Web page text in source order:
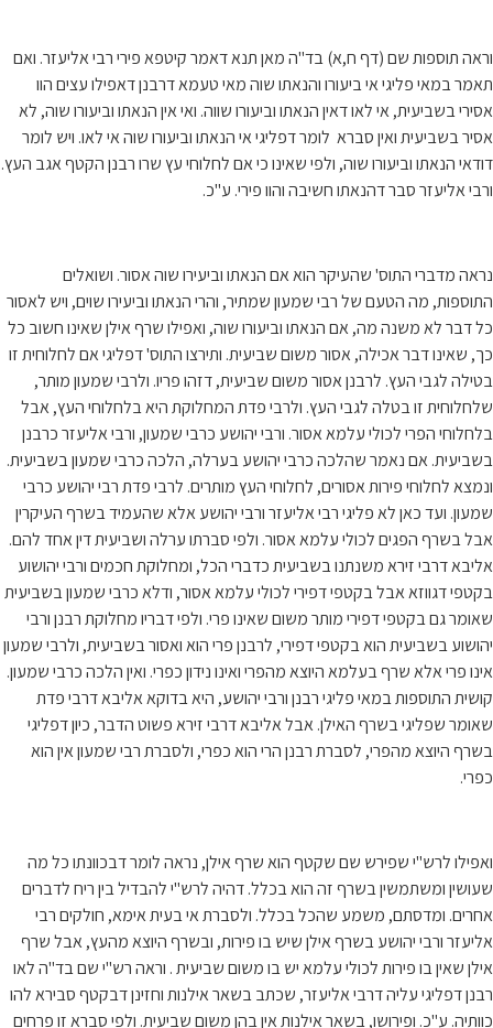
וראה תוספות שם (דף ח,א) בד"ה מאן תנא דאמר קיטפא פירי רבי אליעזר. ואם
תאמר במאי פליגי אי ביעורו והנאתו שוה מאי טעמא דרבנן דאפילו עצים הוו
אסירי בשביעית, אי לאו דאין הנאתו וביעורו שווה. ואי אין הנאתו וביעורו שוה, לא
אסיר בשביעית ואין סברא לומר דפליגי אי הנאתו וביעורו שוה אי לאו. ויש לומר
דודאי הנאתו וביעורו שוה, ולפי שאינו כי אם לחלוחי עץ שרו רבנן הקטף אגב העץ.
ורבי אליעזר סבר דהנאתו חשיבה והוו פירי. ע"כ.
נראה מדברי התוס' שהעיקר הוא אם הנאתו וביעירו שוה אסור. ושואלים
התוספות, מה הטעם של רבי שמעון שמתיר, והרי הנאתו וביעירו שוים, ויש לאסור
כל דבר לא משנה מה, אם הנאתו וביעורו שוה, ואפילו שרף אילן שאינו חשוב כל
כך, שאינו דבר אכילה, אסור משום שביעית. ותירצו התוס' דפליגי אם לחלוחית זו
בטילה לגבי העץ. לרבנן אסור משום שביעית, דזהו פריו. ולרבי שמעון מותר,
שלחלוחית זו בטלה לגבי העץ. ולרבי פדת המחלוקת היא בלחלוחי העץ, אבל
בלחלוחי הפרי לכולי עלמא אסור. ורבי יהושע כרבי שמעון, ורבי אליעזר כרבנן
בשביעית. אם נאמר שהלכה כרבי יהושע בערלה, הלכה כרבי שמעון בשביעית.
ונמצא לחלוחי פירות אסורים, לחלוחי העץ מותרים. לרבי פדת רבי יהושע כרבי
שמעון. ועד כאן לא פליגי רבי אליעזר ורבי יהושע אלא שהעמיד בשרף העיקרין
אבל בשרף הפגים לכולי עלמא אסור. ולפי סברתו ערלה ושביעית דין אחד להם.
אליבא דרבי זירא משנתנו בשביעית כדברי הכל, ומחלוקת חכמים ורבי יהושוע
בקטפי דגווזא אבל בקטפי דפירי לכולי עלמא אסור, ודלא כרבי שמעון בשביעית
שאומר גם בקטפי דפירי מותר משום שאינו פרי. ולפי דבריו מחלוקת רבנן ורבי
יהושוע בשביעית הוא בקטפי דפירי, לרבנן פרי הוא ואסור בשביעית, ולרבי שמעון
אינו פרי אלא שרף בעלמא היוצא מהפרי ואינו נידון כפרי. ואין הלכה כרבי שמעון.
קושית התוספות במאי פליגי רבנן ורבי יהושע, היא בדוקא אליבא דרבי פדת
שאומר שפליגי בשרף האילן. אבל אליבא דרבי זירא פשוט הדבר, כיון דפליגי
בשרף היוצא מהפרי, לסברת רבנן הרי הוא כפרי, ולסברת רבי שמעון אין הוא
כפרי.
ואפילו לרש"י שפירש שם שקטף הוא שרף אילן, נראה לומר דבכוונתו כל מה
שעושין ומשתמשין בשרף זה הוא בכלל. דהיה לרש"י להבדיל בין ריח לדברים
אחרים. ומדסתם, משמע שהכל בכלל. ולסברת אי בעית אימא, חולקים רבי
אליעזר ורבי יהושע בשרף אילן שיש בו פירות, ובשרף היוצא מהעץ, אבל שרף
אילן שאין בו פירות לכולי עלמא יש בו משום שביעית . וראה רש"י שם בד"ה לאו
רבנן דפליגי עליה דרבי אליעזר, שכתב בשאר אילנות וחזינן דבקטף סבירא להו
כוותיה. ע"כ. ופירושו, בשאר אילנות אין בהן משום שביעית. ולפי סברא זו פרחים